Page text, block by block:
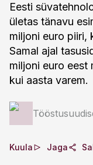
Eesti
ületas tänavu
miljoni euro piiri,
Samal ajal
miljoni euro eest
kui aasta varem.
Kuula Jaga